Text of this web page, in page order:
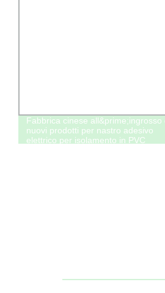
Fabbrica cinese all&prime;ingrosso
nuovi prodotti per nastro adesivo
elettrico per isolamento in PVC